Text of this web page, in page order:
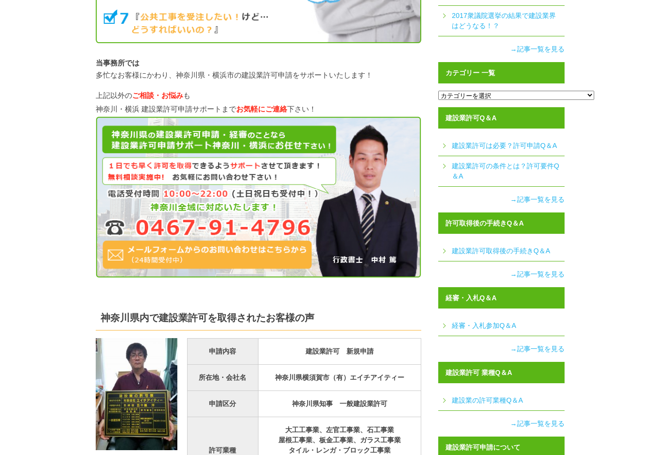
当事務所では
多忙なお客様にかわり、神奈川県・横浜市の建設業許可申請をサポートいたします！
上記以外のご相談・お悩みも
神奈川・横浜 建設業許可申請サポートまでお気軽にご連絡下さい！
神奈川県内で建設業許可を取得されたお客様の声
申請内容 建設業許可 新規申請
所在地・会社名 神奈川県横須賀市（有）エイチアイティー
申請区分 神奈川県知事 一般建設業許可
許可業種
大工工事業、左官工事業、石工事業
屋根工事業、板金工事業、ガラス工事業
タイル・レンガ・ブロック工事業
2017衆議院選挙の結果で建設業界
はどうなる！？
→記事一覧を見る
カテゴリー 一覧
カ
テ
ゴ
一
建設業許可Q＆A
建設業許可は必要？許可申請Q＆A
建設業許可の条件とは？許可要件Q
＆A
→記事一覧を見る
許可取得後の手続きQ＆A
建設業許可取得後の手続きQ＆A
→記事一覧を見る
経審・入札Q＆A
経審・入札参加Q＆A
→記事一覧を見る
建設業許可 業種Q＆A
建設業の許可業種Q＆A
→記事一覧を見る
建設業許可申請について